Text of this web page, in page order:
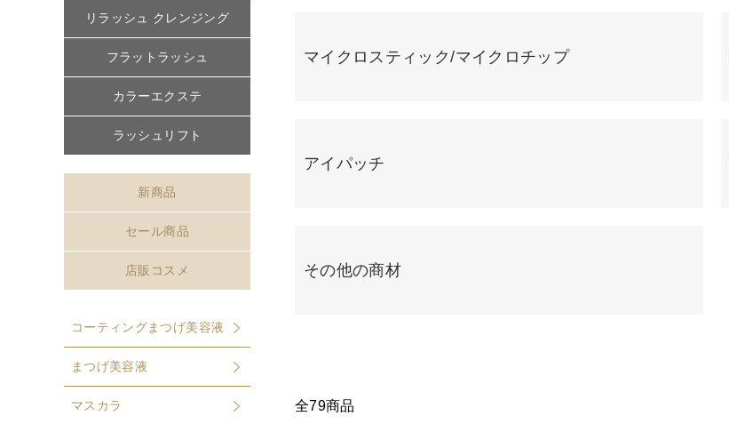
マイクロスティック/マイクロチップ
アイパッチ
その他の商材
全79商品
リラッシュ クレンジング
フラットラッシュ
カラーエクステ
ラッシュリフト
新商品
セール商品
店販コスメ
コーティングまつげ美容液
まつげ美容液
マスカラ